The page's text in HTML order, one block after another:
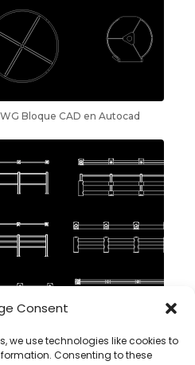
Consent
we use technologies like cookies to
Consenting to these
Bloque CAD en Autocad
cad en Autocad, descargar